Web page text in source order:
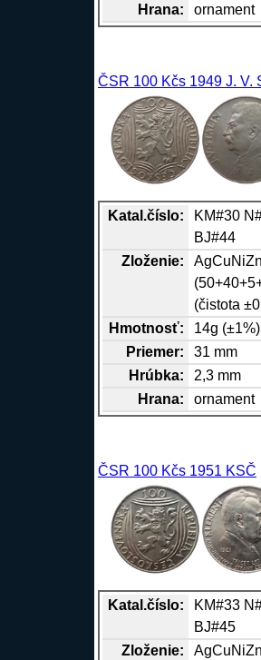
Hrana: ornament
ČSR 100 Kčs 1949 J. V.
Katal.číslo:
KM#30
BJ#44
Zloženie:
AgCuNiZn
(čistota
Hmotnosť:
14g (±1%)
Priemer:
31 mm
Hrúbka:
2,3 mm
Hrana: ornament
ČSR 100 Kčs 1951 KSČ
Katal.číslo:
KM#33
BJ#45
Zloženie:
AgCuNiZn